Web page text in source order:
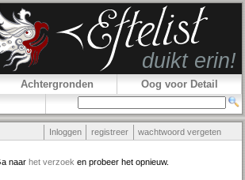
Achtergronden
Oog voor Detail
Inloggen registreer wachtwoord vergeten
naar het verzoek en probeer het opnieuw.